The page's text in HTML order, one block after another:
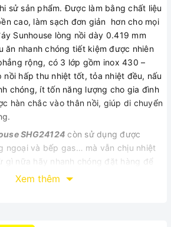
sử sản phẩm. Được làm bằng chất liệu
cao, làm sạch đơn giản hơn cho mọi
Sunhouse lòng nồi dày 0.419 mm
ăn nhanh chóng tiết kiệm được nhiên
rộng, có 3 lớp gồm inox 430 –
nồi hấp thu nhiệt tốt, tỏa nhiệt đều, nấu
chóng, ít tốn năng lượng cho gia đình
hàn chắc vào thân nồi, giúp di chuyển
SHG24124 còn sử dụng được
ngoại và bếp gas… mà vẫn chịu nhiệt
gì nữa hãy nhanh chóng đặt hàng để
như ý nhé. Sản phẩm sẽ cho bạn
Xem thêm